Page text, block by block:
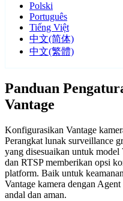
Polski
Português
Tiếng Việt
中文(简体)
中文(繁體)
Panduan
Vantage
Konfigurasikan Vantage
Perangkat lunak surveillance
yang disesuaikan untuk
dan RTSP memberikan opsi
platform. Baik untuk
Vantage kamera dengan
andal dan aman.